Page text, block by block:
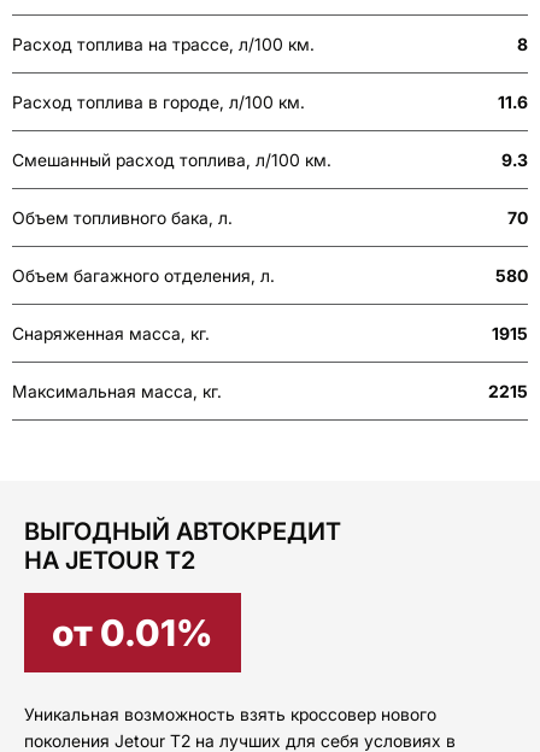
Расход топлива на трассе, л/100 км. 8
Расход топлива в городе, л/100 км. 11.6
Смешанный расход топлива, л/100 км. 9.3
Объем топливного бака, л. 70
Объем багажного отделения, л. 580
Снаряженная масса, кг. 1915
Максимальная масса, кг. 2215
ВЫГОДНЫЙ АВТОКРЕДИТ
НА JETOUR T2
от 0.01%
Уникальная возможность взять кроссовер нового
поколения Jetour T2 на лучших для себя условиях в